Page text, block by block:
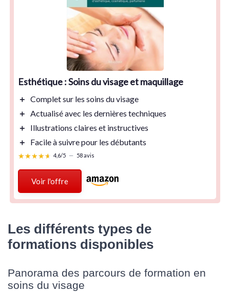
Esthétique : Soins du visage et maquillage
＋ Completsur les soins du visage
＋
Actualiséavec les dernières techniques
＋
Illustrations claires et instructives
＋
Facile à suivrepour les débutants
★★★★★
★★★★★ 4,6/5 — 58 avis
Voir l'offre
Les différents types de
formations disponibles
Panorama des parcours de formation en
soins du visage